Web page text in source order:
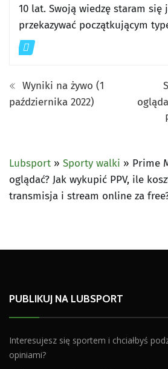
10 lat. Swoją wiedzę staram
przekazywać początkującym
Wyniki na żywo (1
października 2022)
Lubsport » Sporty walki » Prime
oglądać? Jak wykupić PPV, ile
transmisja i stream online za
PUBLIKUJ NA LUBSPORT
Interesujesz się sportem i chciałbyś
opiniami?